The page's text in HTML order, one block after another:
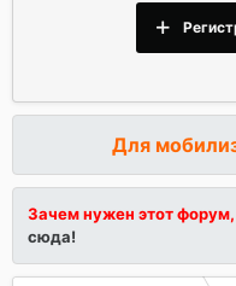
Для
Зачем нужен этот форум,
сюда!